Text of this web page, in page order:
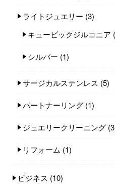
ライトジュエリー (3)
キュービックジルコニア
シルバー (1)
サージカルステンレス (5)
パートナーリング (1)
ジュエリークリーニング
リフォーム (1)
ビジネス (10)